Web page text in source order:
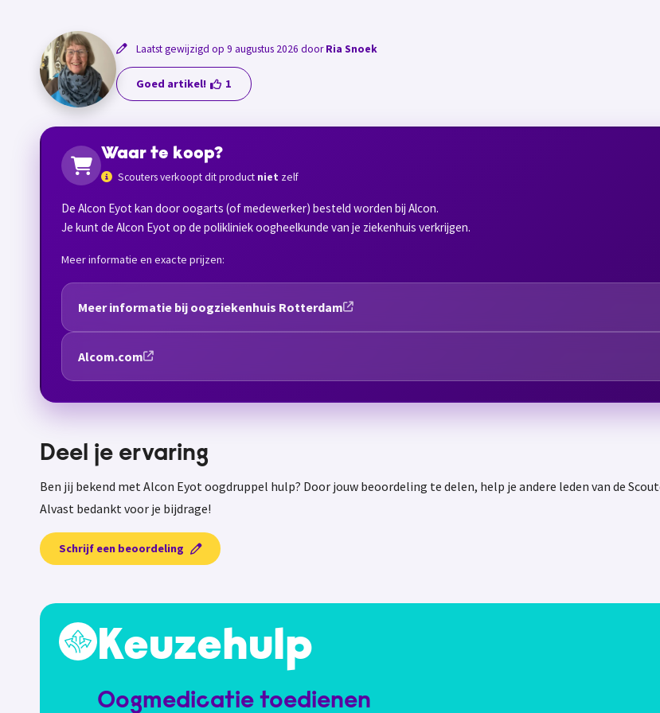
Laatst gewijzigd op 9 augustus 2026 doorRia Snoek
Goed artikel! 1
Waar te koop?
Scouters verkoopt dit product niet zelf
De Alcon Eyot kan door oogarts (of medewerker) besteld worden bij Alcon.
Je kunt de Alcon Eyot op de polikliniek oogheelkunde van je ziekenhuis verkrijgen.
Meer informatie en exacte prijzen:
Meer informatie bij oogziekenhuis Rotterdam
Alcom.com
Deel je ervaring
Ben jij bekend met Alcon Eyot oogdruppel hulp? Door jouw beoordeling te delen, help je andere leden van de
Alvast bedankt voor je bijdrage!
Schrijf een beoordeling
Keuzehulp
Oogmedicatie toedienen